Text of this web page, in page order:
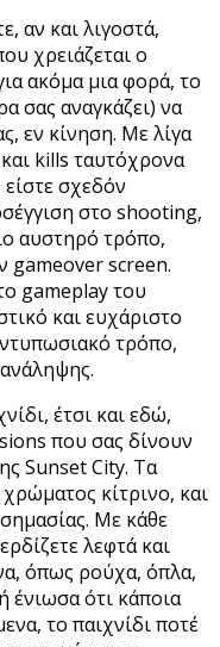
αν και λιγοστά,
χρειάζεται ο
ακόμα μια φορά, το
σας αναγκάζει) να
εν κίνηση. Με λίγα
kills ταυτόχρονα
σχεδόν
στο shooting,
αυστηρό τρόπο,
gameover screen.
gameplay του
και ευχάριστο
τρόπο,
έτσι και εδώ,
που σας δίνουν
Sunset City. Τα
κίτρινο, και
Με κάθε
λεφτά και
όπως ρούχα, όπλα,
ένιωσα ότι κάποια
το παιχνίδι ποτέ